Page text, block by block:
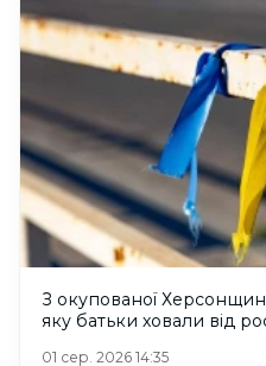
З окупованої
яку батьки ховали від
01 сер. 2026 14:35